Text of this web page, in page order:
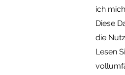
ich
Diese
die
Lesen